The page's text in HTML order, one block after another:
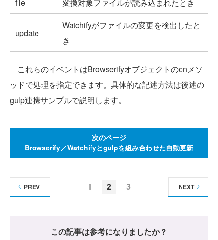
file
変換対象ファイルが読み込まれたとき
update
Watchifyがファイルの変更を検出したと
き
これらのイベントはBrowserifyオブジェクトのonメソ
ッドで処理を指定できます。具体的な記述方法は後述の
gulp連携サンプルで説明します。
次のページ
Browserify／Watchifyとgulpを組み合わせた自動更新
1 2 3
PREV NEXT
この記事は参考になりましたか？